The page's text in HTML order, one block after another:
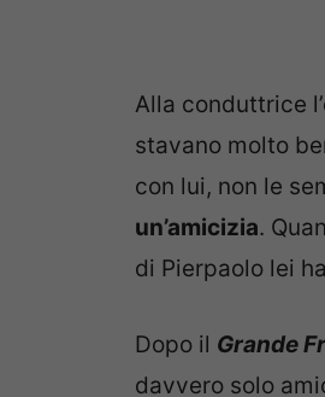
Alla conduttrice
stavano molto
con lui, non le
un’amicizia.
di Pierpaolo lei
Dopo il Grande
davvero solo